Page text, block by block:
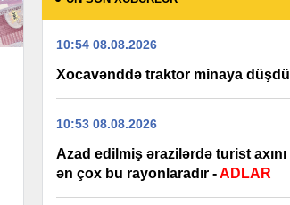
10:54 08.08.2026
Xocavənddə traktor minaya düşdü
10:53 08.08.2026
Azad edilmiş ərazilərdə turist axını
ən çox bu rayonlaradır -ADLAR